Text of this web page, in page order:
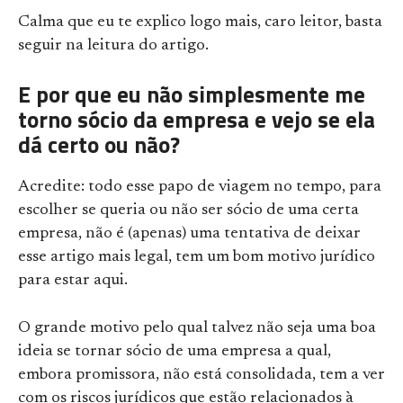
Calma que eu te explico logo mais, caro leitor, basta
seguir na leitura do artigo.
E por que eu não simplesmente me
torno sócio da empresa e vejo se ela
dá certo ou não?
Acredite: todo esse papo de viagem no tempo, para
escolher se queria ou não ser sócio de uma certa
empresa, não é (apenas) uma tentativa de deixar
esse artigo mais legal, tem um bom motivo jurídico
para estar aqui.
O grande motivo pelo qual talvez não seja uma boa
ideia se tornar sócio de uma empresa a qual,
embora promissora, não está consolidada, tem a ver
com os riscos jurídicos que estão relacionados à